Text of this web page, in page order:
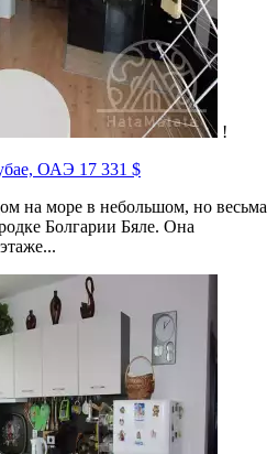
!
ОАЭ 17 331 $
на море в небольшом, но весьма
Болгарии Бяле. Она